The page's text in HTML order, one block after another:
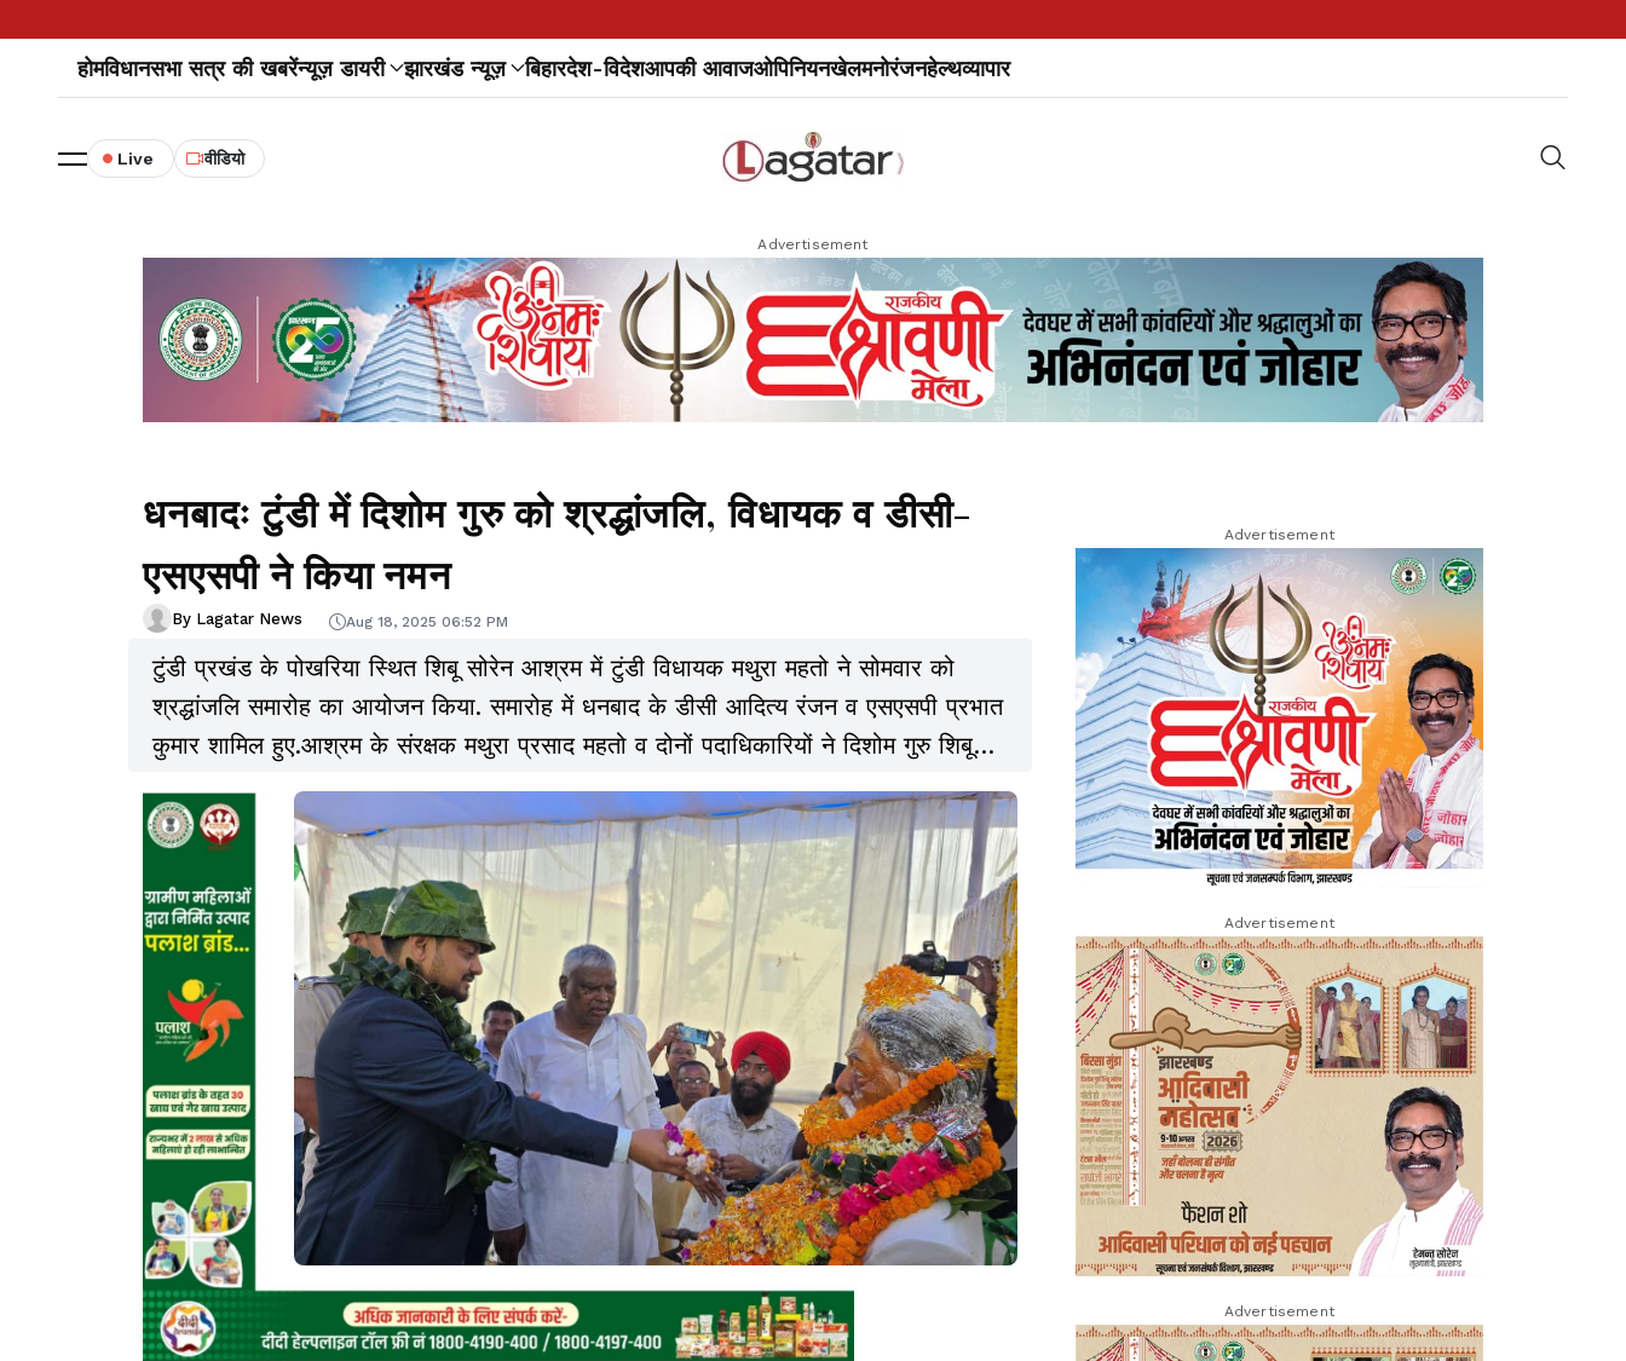
होमविधानसभा सत्र की खबरेंन्यूज़ डायरी झारखंड न्यूज़ बिहारदेश-विदेशआपकी आवाजओपिनियनखेलमनोरंजनहेल्थव्यापार
Live वीडियो
Advertisement
धनबादः टुंडी में दिशोम गुरु को श्रद्धांजलि, विधायक व डीसी-
एसएसपी ने किया नमन
By Lagatar News Aug 18, 2025 06:52 PM
टुंडी प्रखंड के पोखरिया स्थित शिबू सोरेन आश्रम में टुंडी विधायक मथुरा महतो ने सोमवार को
श्रद्धांजलि समारोह का आयोजन किया. समारोह में धनबाद के डीसी आदित्य रंजन व एसएसपी प्रभात
कुमार शामिल हुए.आश्रम के संरक्षक मथुरा प्रसाद महतो व दोनों पदाधिकारियों ने दिशोम गुरु शिबू
सोरेन की प्रतिमा पर पुष्प अर्पित कर नमन किया.
Advertisement
Advertisement
Advertisement